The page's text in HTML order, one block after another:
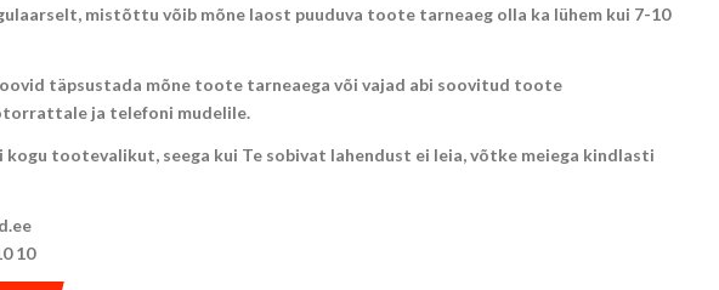
mistõttu võib mõne laost puuduva toote tarneaeg olla ka lühem kui 7-10
täpsustada mõne toote tarneaega või vajad abi soovitud toote
ja telefoni mudelile.
tootevalikut, seega kui Te sobivat lahendust ei leia, võtke meiega kindlasti
10